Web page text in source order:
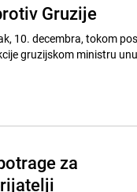
Gruzije
10. decembra, tokom
gruzijskom ministru
za